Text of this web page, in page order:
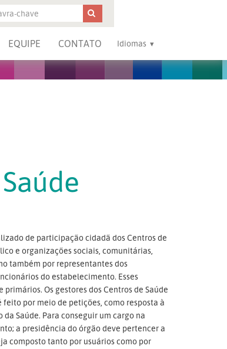
EQUIPE CONTATO Idiomas
de participação cidadã dos Centros de
e organizações sociais, comunitárias,
também por representantes dos
do estabelecimento. Esses
Os gestores dos Centros de Saúde
por meio de petições, como resposta à
Saúde. Para conseguir um cargo na
a presidência do órgão deve pertencer a
composto tanto por usuários como por